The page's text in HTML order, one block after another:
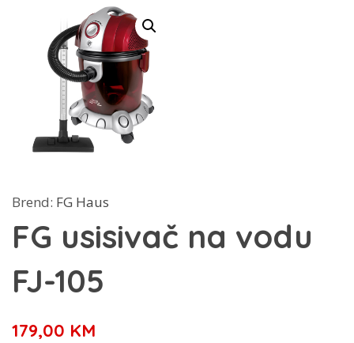
Brend: FG Haus
FG usisivač na vodu
FJ-105
179,00 KM